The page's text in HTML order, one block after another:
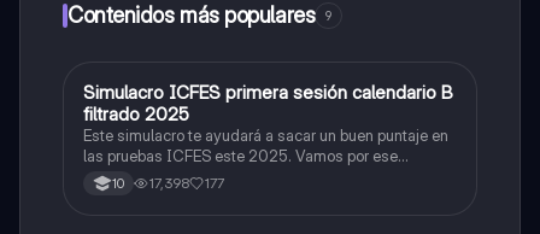
Contenidos más populares 9
ICFES: Matemáticas
Simulacro ICFES primera sesión calendario B
filtrado 2025
Este simulacro te ayudará a sacar un buen puntaje en
las pruebas ICFES este 2025. Vamos por ese
500/500. Y poder ser admitido en la universidad que
quieras, estudiar la carrera que quieres y no la que te
10 17,398 177